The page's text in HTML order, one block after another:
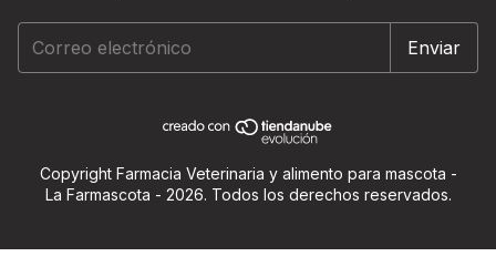
Copyright Farmacia Veterinaria y alimento para mascota -
La Farmascota - 2026. Todos los derechos reservados.